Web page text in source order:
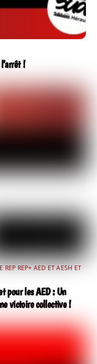
!
REP REP+ AED ET AESH ET
pour les AED : Un
victoire collective !